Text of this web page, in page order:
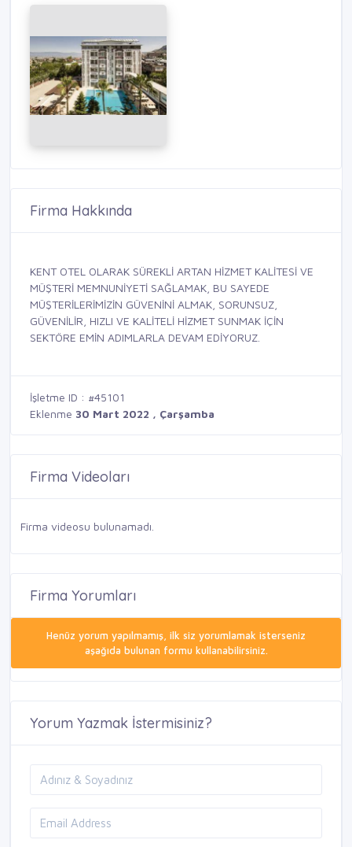
Firma Hakkında
KENT OTEL OLARAK SÜREKLİ ARTAN HİZMET KALİTESİ VE
MÜŞTERİ MEMNUNİYETİ SAĞLAMAK, BU SAYEDE
MÜŞTERİLERİMİZİN GÜVENİNİ ALMAK, SORUNSUZ,
GÜVENİLİR, HIZLI VE KALİTELİ HİZMET SUNMAK İÇİN
SEKTÖRE EMİN ADIMLARLA DEVAM EDİYORUZ.
İşletme ID : #45101
Eklenme 30 Mart 2022 , Çarşamba
Firma Videoları
Firma videosu bulunamadı.
Firma Yorumları
Henüz yorum yapılmamış, ilk siz yorumlamak isterseniz
aşağıda bulunan formu kullanabilirsiniz.
Yorum Yazmak İstermisiniz?